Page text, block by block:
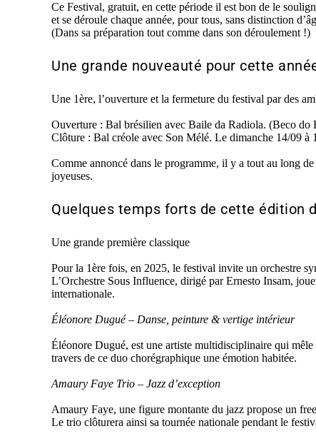
Ce Festival, gratuit, en cette période il est bon de le so
et se déroule chaque année, pour tous, sans distinction
(Dans sa préparation tout comme dans son déroulement !)
Une grande nouveauté pour cette
Une 1ère, l’ouverture et la fermeture du festival par des
Ouverture : Bal brésilien avec Baile da Radiola. (Beco do
Clôture : Bal créole avec Son Mélé. Le dimanche 14/09 à
Comme annoncé dans le programme, il y a tout au long
joyeuses.
Quelques temps forts de cette édition
Une grande première classique
Pour la 1ère fois, en 2025, le festival invite un orchestre
L’Orchestre Sous Influence, dirigé par Ernesto Insam,
internationale.
Éléonore Dugué – Danse, peinture & vertige intérieur
Éléonore Dugué, est une artiste multidisciplinaire qui
travers de ce duo chorégraphique une émotion habitée.
Amaury Faye Trio – Jazz d’exception
Amaury Faye, une figure montante du jazz propose un
Le trio clôturera ainsi sa tournée nationale pendant le